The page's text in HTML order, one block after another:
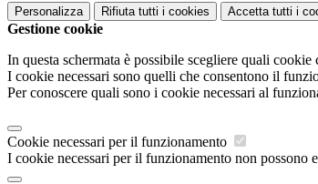
Personalizza Rifiuta tutti i cookies Accetta tutti i
Gestione cookie
In questa schermata è possibile scegliere quali cookie
I cookie necessari sono quelli che consentono il
Per conoscere quali sono i cookie necessari al
Cookie necessari per il funzionamento
I cookie necessari per il funzionamento non possono